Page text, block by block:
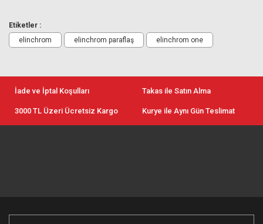
Etiketler :
elinchrom
elinchrom paraflaş elinchrom one
İade ve İptal Koşulları Takas ile Satın Alma
3000 TL Üzeri Ücretsiz Kargo Kurye ile Aynı Gün Teslimat